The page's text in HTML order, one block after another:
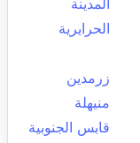
المدينة
الحرايرية
زرمدين
منيهلة
قابس الجنوبية